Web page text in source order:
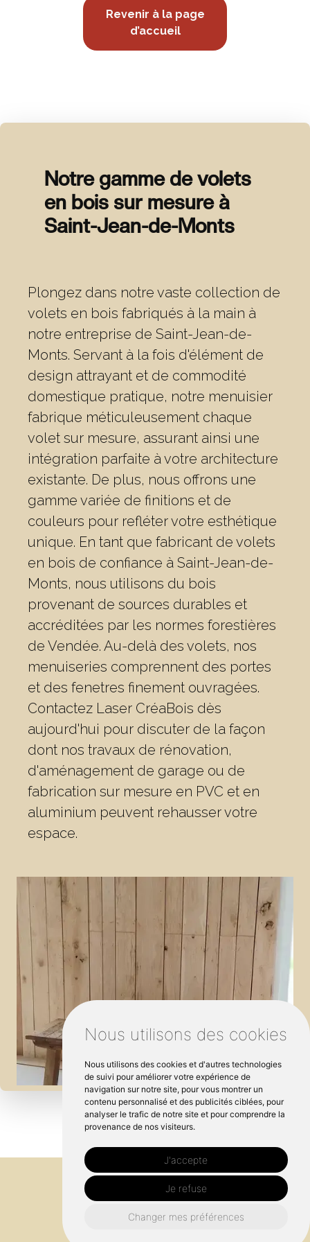
Nous utilisons des cookies
Nous utilisons des cookies et d'autres technologies
de suivi pour améliorer votre expérience de
navigation sur notre site, pour vous montrer un
contenu personnalisé et des publicités ciblées, pour
analyser le trafic de notre site et pour comprendre la
provenance de nos visiteurs.
J'accepte
Je refuse
Changer mes préférences
Revenir à la page
d’accueil
Notre gamme de volets
en bois sur mesure à
Saint-Jean-de-Monts
Plongez dans notre vaste collection de
volets en bois fabriqués à la main à
notre entreprise de Saint-Jean-de-
Monts. Servant à la fois d'élément de
design attrayant et de commodité
domestique pratique, notre menuisier
fabrique méticuleusement chaque
volet sur mesure, assurant ainsi une
intégration parfaite à votre architecture
existante. De plus, nous offrons une
gamme variée de finitions et de
couleurs pour refléter votre esthétique
unique. En tant que fabricant de volets
en bois de confiance à Saint-Jean-de-
Monts, nous utilisons du bois
provenant de sources durables et
accréditées par les normes forestières
de Vendée. Au-delà des volets, nos
menuiseries comprennent des portes
et des fenetres finement ouvragées.
Contactez Laser CréaBois dès
aujourd'hui pour discuter de la façon
dont nos travaux de rénovation,
d'aménagement de garage ou de
fabrication sur mesure en PVC et en
aluminium peuvent rehausser votre
espace.